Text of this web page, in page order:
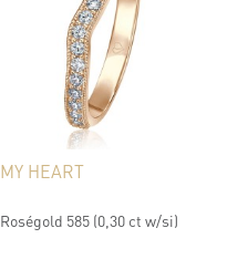
MY HEART
Roségold 585 (0,30 ct w/si)